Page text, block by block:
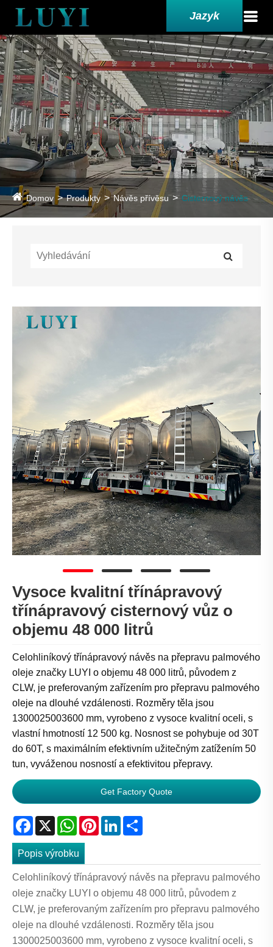
Jazyk
Domov Produkty Návěs přívěsu Cisternový návěs
Vysoce kvalitní třínápravový
třínápravový cisternový vůz o
objemu 48 000 litrů
Celohliníkový třínápravový návěs na přepravu palmového
oleje značky LUYI o objemu 48 000 litrů, původem z
CLW, je preferovaným zařízením pro přepravu palmového
oleje na dlouhé vzdálenosti. Rozměry těla jsou
1300025003600 mm, vyrobeno z vysoce kvalitní oceli, s
vlastní hmotností 12 500 kg. Nosnost se pohybuje od 30T
do 60T, s maximálním efektivním užitečným zatížením 50
tun, vyváženou nosností a efektivitou přepravy.
Get Factory Quote
Facebook
X WhatsApp
PinterestLinkedIn
Popis výrobku
Celohliníkový třínápravový návěs na přepravu palmového
oleje značky LUYI o objemu 48 000 litrů, původem z
CLW, je preferovaným zařízením pro přepravu palmového
oleje na dlouhé vzdálenosti. Rozměry těla jsou
1300025003600 mm, vyrobeno z vysoce kvalitní oceli, s